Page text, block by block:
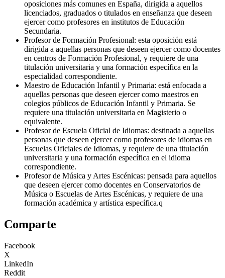
oposiciones más comunes en España, dirigida a aquellos
licenciados, graduados o titulados en enseñanza que deseen
ejercer como profesores en institutos de Educación
Secundaria.
Profesor de Formación Profesional: esta oposición está
dirigida a aquellas personas que deseen ejercer como docentes
en centros de Formación Profesional, y requiere de una
titulación universitaria y una formación específica en la
especialidad correspondiente.
Maestro de Educación Infantil y Primaria: está enfocada a
aquellas personas que deseen ejercer como maestros en
colegios públicos de Educación Infantil y Primaria. Se
requiere una titulación universitaria en Magisterio o
equivalente.
Profesor de Escuela Oficial de Idiomas: destinada a aquellas
personas que deseen ejercer como profesores de idiomas en
Escuelas Oficiales de Idiomas, y requiere de una titulación
universitaria y una formación específica en el idioma
correspondiente.
Profesor de Música y Artes Escénicas: pensada para aquellos
que deseen ejercer como docentes en Conservatorios de
Música o Escuelas de Artes Escénicas, y requiere de una
formación académica y artística específica.q
Comparte
Facebook
X
LinkedIn
Reddit